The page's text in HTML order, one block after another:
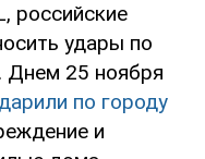
российские
удары по
Днем 25 ноября
по городу
и